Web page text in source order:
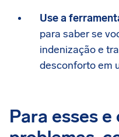
Use a
para saber se
indenização e
desconforto em
Para esses